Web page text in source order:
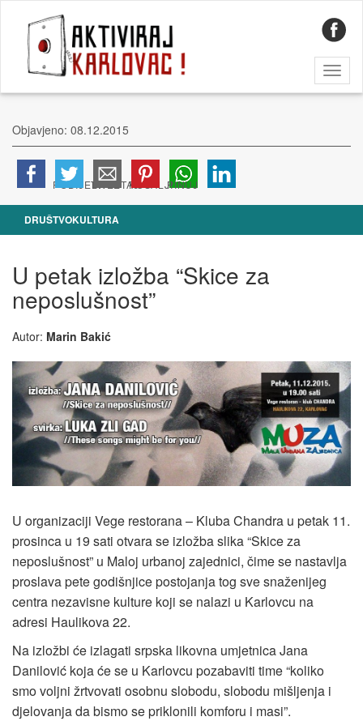
Objavjeno: 08.12.2015
DRUŠTVOKULTURA
U petak izložba “Skice za
neposlušnost”
Autor: Marin Bakić
U organizaciji Vege restorana – Kluba Chandra u petak 11.
prosinca u 19 sati otvara se izložba slika “Skice za
neposlušnost” u Maloj urbanoj zajednici, čime se nastavlja
proslava pete godišnjice postojanja tog sve snaženijeg
centra nezavisne kulture koji se nalazi u Karlovcu na
adresi Haulikova 22.
Na izložbi će izlagati srpska likovna umjetnica Jana
Danilović koja će se u Karlovcu pozabaviti time “koliko
smo voljni žrtvovati osobnu slobodu, slobodu mišljenja i
djelovanja da bismo se priklonili komforu i masi”.